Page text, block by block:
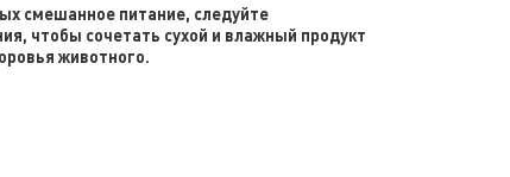
смешанное питание, следуйте
чтобы сочетать сухой и влажный продукт
животного.